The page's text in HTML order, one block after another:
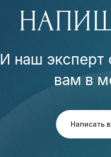
И наш эксперт
вам в
Написать